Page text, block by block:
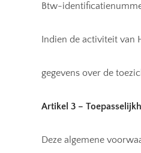
Btw-
Indien de activiteit van
gegevens over de
Artikel 3 –
Deze algemene